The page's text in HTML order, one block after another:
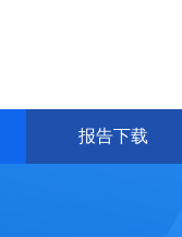
报告下载